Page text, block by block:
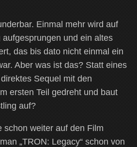
Einmal mehr wird auf
und ein altes
das bis dato nicht einmal ein
Aber was ist das? Statt eines
Sequel mit den
ersten Teil gedreht und baut
auf?
schon weiter auf den Film
„TRON: Legacy“ schon von